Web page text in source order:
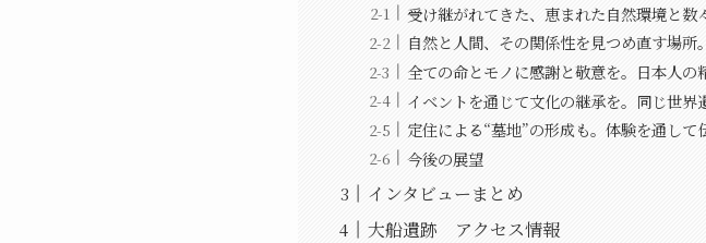
受け継がれてきた、恵まれた自然環境と数
自然と人間、その関係性を見つめ直す場所。
全ての命とモノに感謝と敬意を。日本人の
イベントを通じて文化の継承を。同じ世界
定住による“墓地”の形成も。体験を通して
今後の展望
インタビューまとめ
大船遺跡 アクセス情報